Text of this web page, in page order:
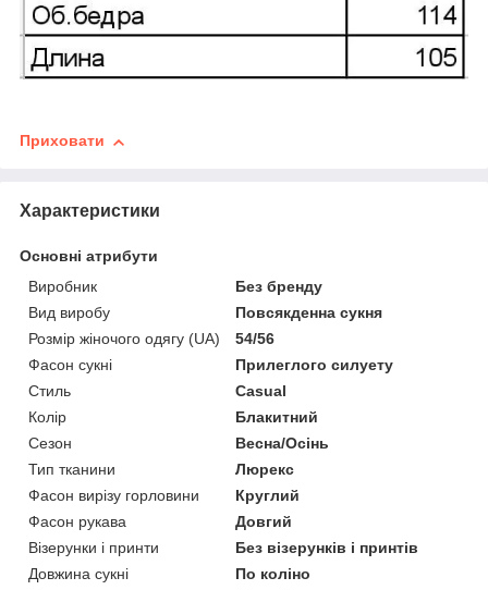
Приховати
Характеристики
Основні атрибути
Виробник
Без бренду
Вид виробу
Повсякденна сукня
Розмір жіночого одягу (UA)
54/56
Фасон сукні
Прилеглого силуету
Стиль
Casual
Колір
Блакитний
Сезон
Весна/Осінь
Тип тканини
Люрекс
Фасон вирізу горловини
Круглий
Фасон рукава
Довгий
Візерунки і принти
Без візерунків і принтів
Довжина сукні
По коліно